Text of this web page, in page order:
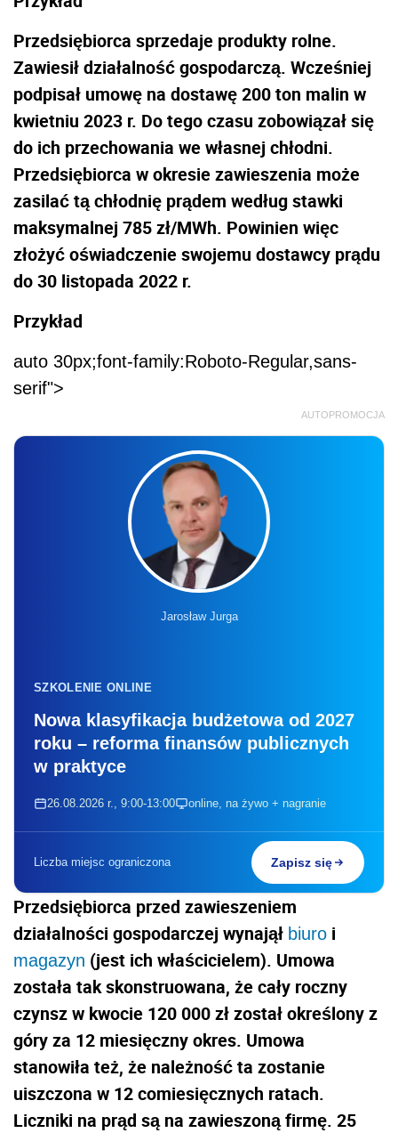
Przedsiębiorca sprzedaje produkty rolne.
Zawiesił działalność gospodarczą. Wcześniej
podpisał umowę na dostawę 200 ton malin w
kwietniu 2023 r. Do tego czasu zobowiązał się
do ich przechowania we własnej chłodni.
Przedsiębiorca w okresie zawieszenia może
zasilać tą chłodnię prądem według stawki
maksymalnej 785 zł/MWh. Powinien więc
złożyć oświadczenie swojemu dostawcy prądu
do 30 listopada 2022 r.
Przykład
auto 30px;font-family:Roboto-Regular,sans-
serif">
AUTOPROMOCJA
Jarosław Jurga
SZKOLENIE ONLINE
Nowa klasyfikacja budżetowa od 2027
roku – reforma finansów publicznych
w praktyce
26.08.2026 r., 9:00-13:00 online, na żywo + nagranie
Liczba miejsc ograniczona Zapisz się
Przedsiębiorca przed zawieszeniem
działalności gospodarczej wynajął biuro i
magazyn (jest ich właścicielem). Umowa
została tak skonstruowana, że cały roczny
czynsz w kwocie 120 000 zł został określony z
góry za 12 miesięczny okres. Umowa
stanowiła też, że należność ta zostanie
uiszczona w 12 comiesięcznych ratach.
Liczniki na prąd są na zawieszoną firmę. 25